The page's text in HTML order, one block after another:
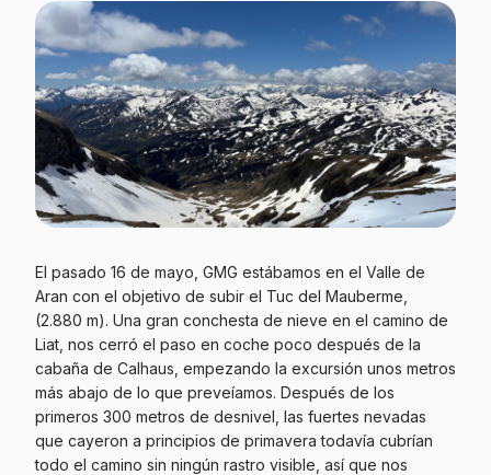
El pasado 16 de mayo, GMG estábamos en el Valle de
Aran con el objetivo de subir el Tuc del Mauberme,
(2.880 m). Una gran conchesta de nieve en el camino de
Liat, nos cerró el paso en coche poco después de la
cabaña de Calhaus, empezando la excursión unos metros
más abajo de lo que preveíamos. Después de los
primeros 300 metros de desnivel, las fuertes nevadas
que cayeron a principios de primavera todavía cubrían
todo el camino sin ningún rastro visible, así que nos